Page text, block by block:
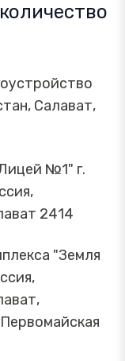
Салават,
№1" г.
2414
"Земля